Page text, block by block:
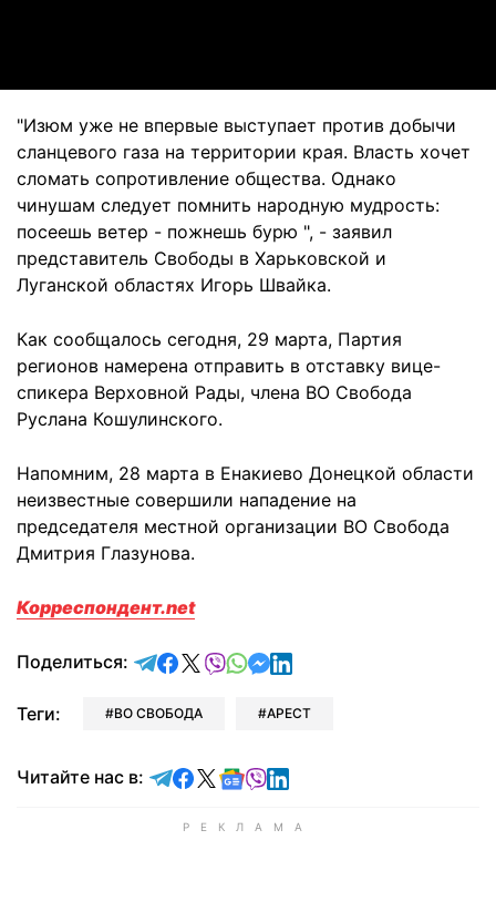
"Изюм уже не впервые выступает против добычи
сланцевого газа на территории края. Власть хочет
сломать сопротивление общества. Однако
чинушам следует помнить народную мудрость:
посеешь ветер - пожнешь бурю ", - заявил
представитель Свободы в Харьковской и
Луганской областях Игорь Швайка.
Как сообщалось сегодня, 29 марта, Партия
регионов намерена отправить в отставку вице-
спикера Верховной Рады, члена ВО Свобода
Руслана Кошулинского.
Напомним, 28 марта в Енакиево Донецкой области
неизвестные совершили нападение на
председателя местной организации ВО Свобода
Дмитрия Глазунова.
Корреспондент.net
Поделиться: отправить в Telegram
поделиться в Facebook
поделиться в X
отправить в Viber
отправить в Whatsapp
отправить в Messenger
отправить в LinkedIn
Теги: ВО СВОБОДА АРЕСТ
Читайте нас в: Читайте в Telegram
Читайте в Facebook
Читайте в X
Читайте в Google news
Читайте в Viber
Читайте в LinkedIn